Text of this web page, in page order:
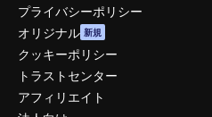
プライバシーポリシー
オリジナル 新規
クッキーポリシー
トラストセンター
アフィリエイト